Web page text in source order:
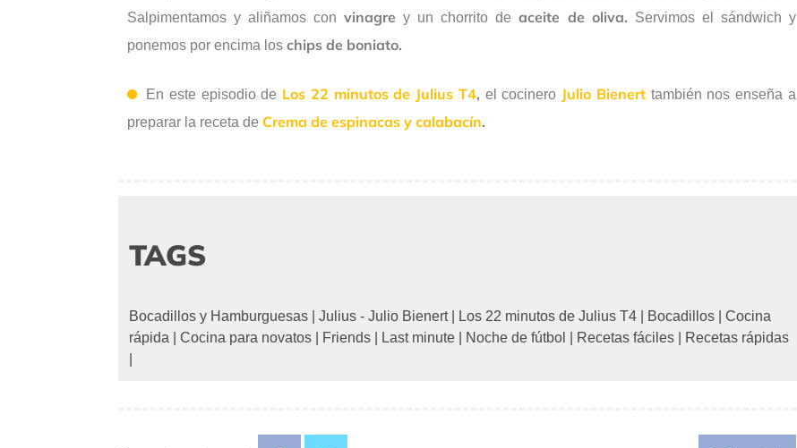
Salpimentamos y aliñamos convinagre y un chorrito deaceite de oliva. Servimos el sándwich y
ponemos por encima los chips de boniato.
En este episodio de Los 22 minutos de Julius T4, el cocinero Julio Bienerttambién nos enseña a
preparar la receta de Crema de espinacas y calabacín.
TAGS
Bocadillos y Hamburguesas Julius - Julio Bienert| Los 22 minutos de Julius T4 Bocadillos
Cocina
rápida
Cocina para novatos Friends Last minute Noche de fútbol Recetas fáciles
Recetas rápidas